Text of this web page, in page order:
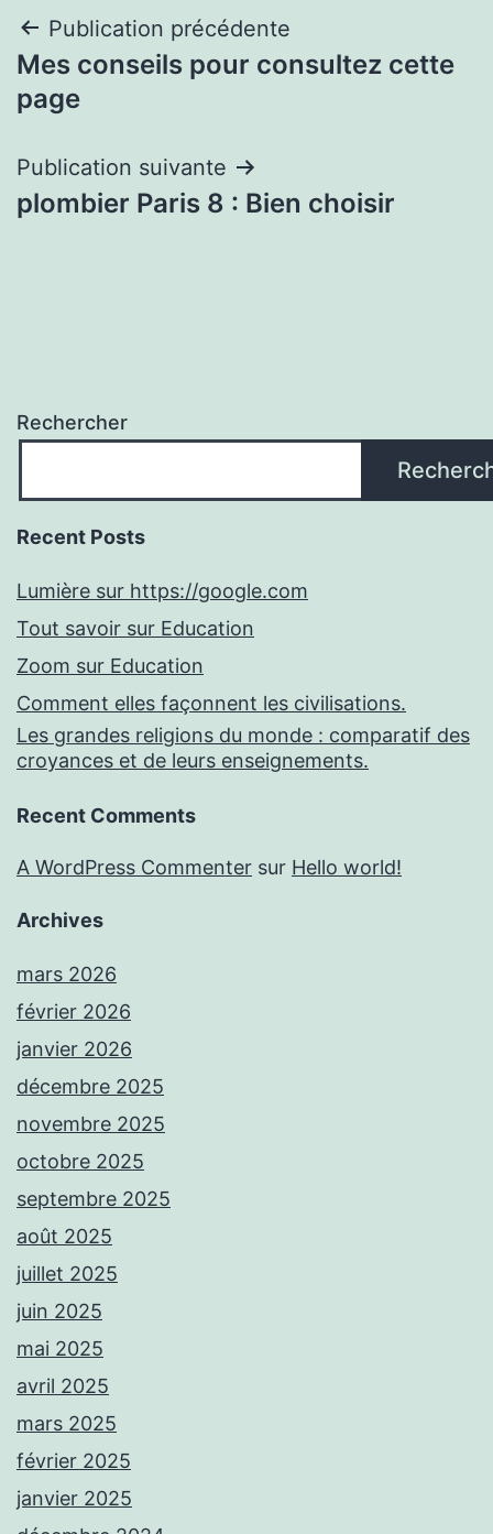
Navigation
de
Publication précédente
Mes conseils pour consultez cette
page
Publication suivante
plombier Paris 8 : Bien choisir
Rechercher
Recent Posts
Lumière sur https://google.com
Tout savoir sur Education
Zoom sur Education
Comment elles façonnent les civilisations.
Les grandes religions du monde : comparatif des
croyances et de leurs enseignements.
Recent Comments
A WordPress Commenter sur Hello world!
Archives
mars 2026
février 2026
janvier 2026
décembre 2025
novembre 2025
octobre 2025
septembre 2025
août 2025
juillet 2025
juin 2025
mai 2025
avril 2025
mars 2025
février 2025
janvier 2025